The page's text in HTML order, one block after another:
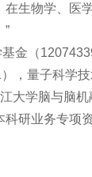
在生物学、医
”
金（
，量子科学技
大学脑与脑
研业务专项